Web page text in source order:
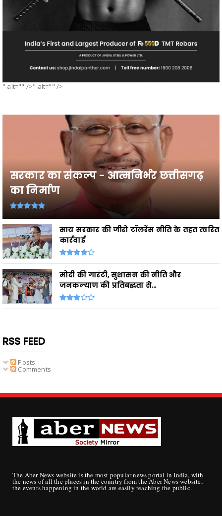
" alt="" />" alt="" />
सरकार का संकल्प - आत्मनिर्भर छत्तीसगढ़
का निर्माण
साय सरकार की जीरो टॉलरेंस नीति के तहत त्वरित
कार्रवाई
मोदी की गारंटी, सुशासन की नीति और
जनकल्याण की प्रतिबद्धता से...
RSS FEED
Posts
Comments
The Aber News website is the most popular news portal in India, with
the news of all the places in the country from the Aber News website,
the events happening in the world are easily reaching the public.